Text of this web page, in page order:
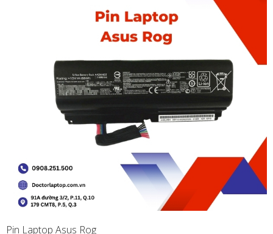
Pin Laptop Asus Rog